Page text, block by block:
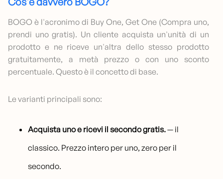
BOGO è l'acronimo di Buy One, Get One (Compra uno,
prendi uno gratis). Un cliente acquista un'unità di un
prodotto e ne riceve un'altra dello stesso prodotto
gratuitamente, a metà prezzo o con uno sconto
percentuale. Questo è il concetto di base.
Le varianti principali sono:
Acquista uno e ricevi il secondo gratis.— il
classico. Prezzo intero per uno, zero per il
secondo.